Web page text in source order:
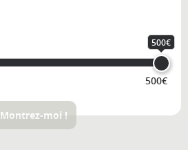
500€
500€
Montrez-moi !